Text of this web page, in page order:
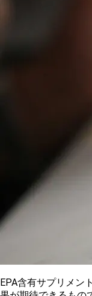
EPA含有サプリメン